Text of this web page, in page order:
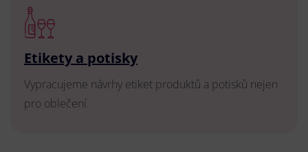
Etikety a potisky
Vypracujeme návrhy etiket produktů a potisků nejen
pro oblečení.